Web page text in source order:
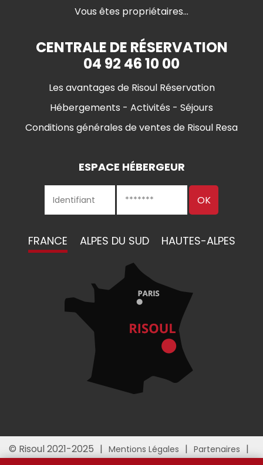
Vous êtes propriétaires...
CENTRALE DE RÉSERVATION
04 92 46 10 00
Les avantages de Risoul Réservation
Hébergements - Activités - Séjours
Conditions générales de ventes de Risoul Resa
ESPACE HÉBERGEUR
FRANCE ALPES DU SUD HAUTES-ALPES
© Risoul 2021-2025 Mentions Légales
Partenaires